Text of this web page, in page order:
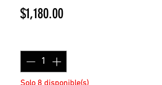
$1,180.00Precio